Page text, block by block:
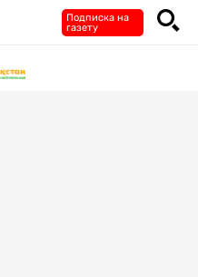
Подписка на
газету